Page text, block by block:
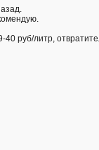
40 руб/литр,